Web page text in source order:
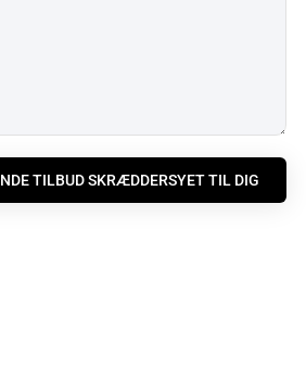
TILBUD SKRÆDDERSYET TIL DIG